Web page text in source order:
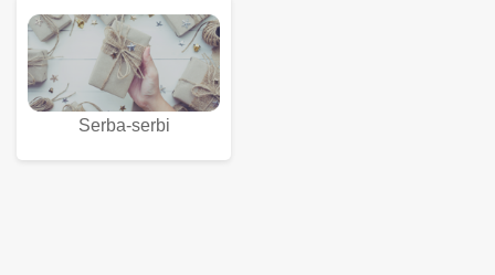
Serba-serbi